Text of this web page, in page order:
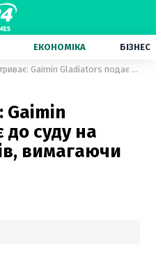
ЕКОНОМІКА БІЗНЕС
Скандал триває: Gaimin Gladiators подає до суду на колишніх гравців, вимагаючи мільйони
Gaimin
суду на
вимагаючи